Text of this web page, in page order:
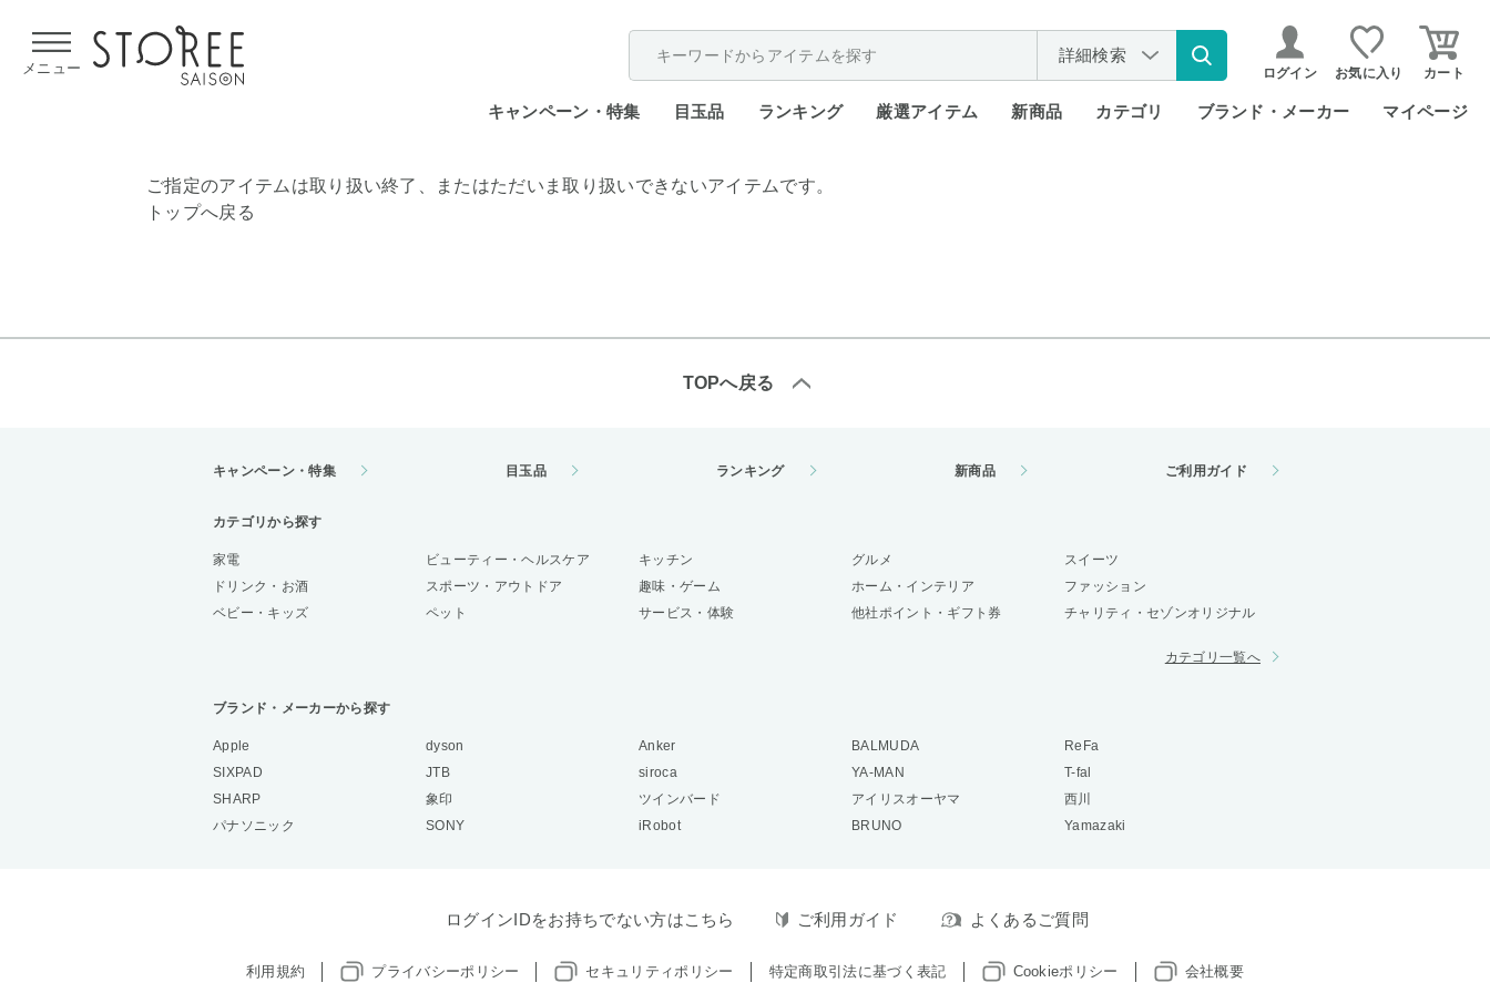
メニュー
詳細検索
ログイン お気に入り カート
キャンペーン・特集 目玉品 ランキング 厳選アイテム 新商品 カテゴリ ブランド・メーカー マイページ
ご指定のアイテムは取り扱い終了、またはただいま取り扱いできないアイテムです。
トップへ戻る
TOPへ戻る
キャンペーン・特集 目玉品 ランキング 新商品 ご利用ガイド
カテゴリから探す
家電 ビューティー・ヘルスケア キッチン グルメ
スイーツ
ドリンク・お酒
スポーツ・アウトドア 趣味・ゲーム ホーム・インテリア
ファッション
ベビー・キッズ
ペット サービス・体験 他社ポイント・ギフト券 チャリティ・セゾンオリジナル
カテゴリ一覧へ
ブランド・メーカーから探す
Apple dyson Anker BALMUDA
ReFa
SIXPAD
JTB siroca YA-MAN
T-fal
SHARP
象印 ツインバード アイリスオーヤマ
西川
パナソニック
SONY iRobot BRUNO Yamazaki
ログインIDをお持ちでない方はこちら ご利用ガイド よくあるご質問
利用規約 プライバシーポリシー セキュリティポリシー 特定商取引法に基づく表記 Cookieポリシー 会社概要